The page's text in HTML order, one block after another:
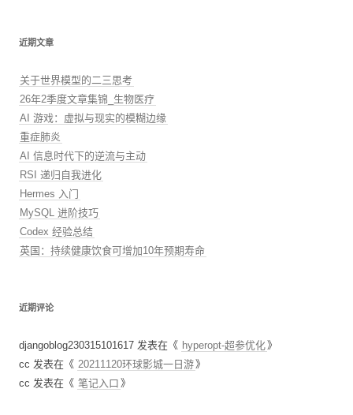
近期文章
关于世界模型的二三思考
26年2季度文章集锦_生物医疗
AI 游戏：虚拟与现实的模糊边缘
重症肺炎
AI 信息时代下的逆流与主动
RSI 递归自我进化
Hermes 入门
MySQL 进阶技巧
Codex 经验总结
英国：持续健康饮食可增加10年预期寿命
近期评论
djangoblog230315101617 发表在《 hyperopt-超参优化 》
cc 发表在《 20211120环球影城一日游 》
cc 发表在《 笔记入口 》